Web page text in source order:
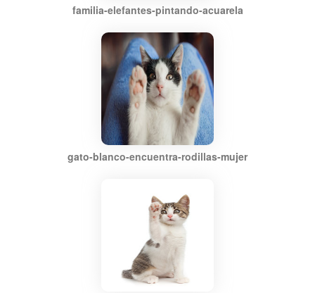
familia-elefantes-pintando-acuarela
gato-blanco-encuentra-rodillas-mujer